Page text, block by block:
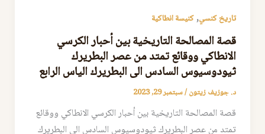
تاريخ كنسي,كنيسة انطاكية
قصة المصالحة التاريخية بين أحبار الكرسي
الانطاكي ووقائع تمتد من عصر البطريرك
ثيودوسيوس السادس الى البطريرك الياس الرابع
د. جوزيف زيتون/سبتمبر 29, 2023
قصة المصالحة التاريخية بين أحبار الكرسي الانطاكي ووقائع
تمتد من عصر البطريرك ثيودوسيوس السادس الى البطريرك